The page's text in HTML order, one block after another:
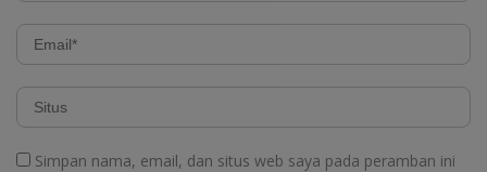
Simpan nama, email, dan situs web saya pada peramban ini